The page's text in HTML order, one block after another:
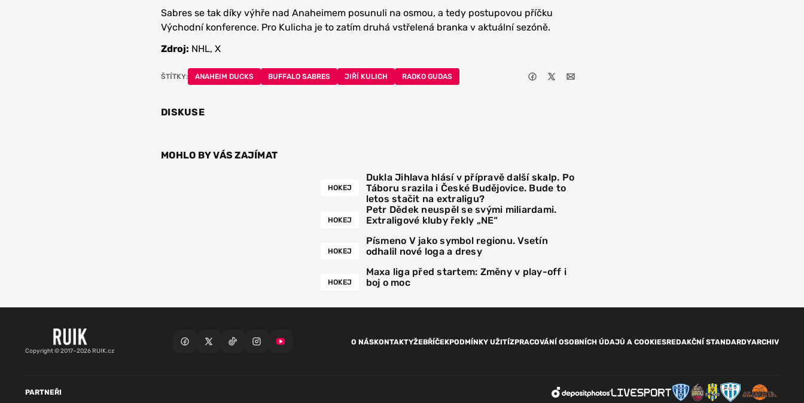
Sabres se tak díky výhře nad Anaheimem posunuli na osmou, a tedy postupovou příčku
Východní konference. Pro Kulicha je to zatím druhá vstřelená branka v aktuální sezóně.
Zdroj: NHL, X
ŠTÍTKY: ANAHEIM DUCKS BUFFALO SABRES JIŘÍ KULICH RADKO GUDAS
DISKUSE
MOHLO BY VÁS ZAJÍMAT
HOKEJ
Dukla Jihlava hlásí v přípravě další skalp. Po
Táboru srazila i České Budějovice. Bude to
letos stačit na extraligu?
HOKEJ
Petr Dědek neuspěl se svými miliardami.
Extraligové kluby řekly „NE“
HOKEJ
Písmeno V jako symbol regionu. Vsetín
odhalil nové loga a dresy
HOKEJ
Maxa liga před startem: Změny v play-off i
boj o moc
Copyright © 2017–2026 RUIK.cz
O NÁSKONTAKTYŽEBŘÍČEKPODMÍNKY UŽITÍZPRACOVÁNÍ OSOBNÍCH ÚDAJŮ A COOKIESREDAKČNÍ STANDARDYARCHIV
PARTNEŘI